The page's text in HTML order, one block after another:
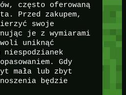
często oferowaną
Przed zakupem,
swoje
je z wymiarami
uniknąć
niespodzianek
Gdy
mała lub zbyt
będzie